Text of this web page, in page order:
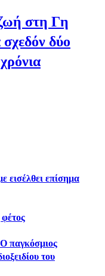
στη Γη
σχεδόν δύο
εισέλθει επίσημα
παγκόσμιος
του